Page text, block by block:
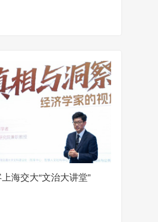
海交大“文治大讲堂”